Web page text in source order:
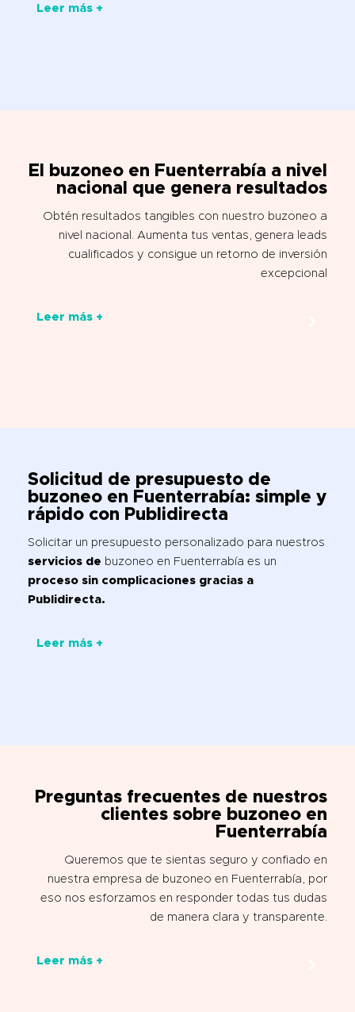
Leer más +
El buzoneo en Fuenterrabía a nivel
nacional que genera resultados
Obtén resultados tangibles con nuestro buzoneo a
nivel nacional. Aumenta tus ventas, genera leads
cualificados y consigue un retorno de inversión
excepcional
Leer más +
Solicitud de presupuesto de
buzoneo en Fuenterrabía: simple y
rápido con Publidirecta
Solicitar un presupuesto personalizado para nuestros
servicios de buzoneo en Fuenterrabía es un
proceso sin complicaciones gracias a
Publidirecta.
Leer más +
Preguntas frecuentes de nuestros
clientes sobre buzoneo en
Fuenterrabía
Queremos que te sientas seguro y confiado en
nuestra empresa de buzoneo en Fuenterrabía, por
eso nos esforzamos en responder todas tus dudas
de manera clara y transparente.
Leer más +